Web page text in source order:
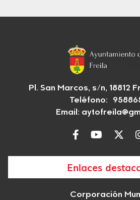
Pl. San Marcos, s/n, 18812
Teléfono:
Email:
Enlaces
Corporación